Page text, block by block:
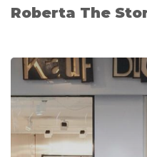
Roberta The